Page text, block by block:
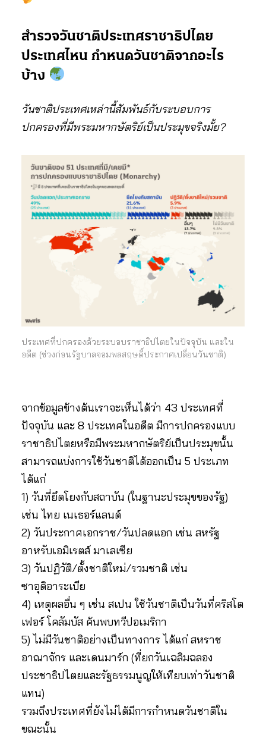
สำรวจวันชาติประเทศราชาธิปไตย
ประเทศไหน กำหนดวันชาติจากอะไร
บ้าง
วันชาติประเทศเหล่านี้สัมพันธ์กับระบอบการ
ปกครองที่มีพระมหากษัตริย์เป็นประมุขจริงมั้ย?
ประเทศที่ปกครองด้วยระบอบราชาธิปไตยในปัจจุบัน และใน
อดีต (ช่วงก่อนรัฐบาลจอมพลสฤษดิ์ประกาศเปลี่ยนวันชาติ)
จากข้อมูลข้างต้นเราจะเห็นได้ว่า 43 ประเทศที่
ปัจจุบัน และ 8 ประเทศในอดีต มีการปกครองแบบ
ราชาธิปไตยหรือมีพระมหากษัตริย์เป็นประมุขนั้น
สามารถแบ่งการใช้วันชาติได้ออกเป็น 5 ประเภท
ได้แก่
1) วันที่ยึดโยงกับสถาบัน (ในฐานะประมุขของรัฐ)
เช่น ไทย เนเธอร์แลนด์
2) วันประกาศเอกราช/วันปลดแอก เช่น สหรัฐ
อาหรับเอมิเรตส์ มาเลเซีย
3) วันปฏิวัติ/ตั้งชาติใหม่/รวมชาติ เช่น
ซาอุดิอาระเบีย
4) เหตุผลอื่น ๆ เช่น สเปน ใช้วันชาติเป็นวันที่คริสโต
เฟอร์ โคลัมบัส ค้นพบทวีปอเมริกา
5) ไม่มีวันชาติอย่างเป็นทางการ ได้แก่ สหราช
อาณาจักร และเดนมาร์ก (ที่ยกวันเฉลิมฉลอง
ประชาธิปไตยและรัฐธรรมนูญให้เทียบเท่าวันชาติ
แทน)
รวมถึงประเทศที่ยังไม่ได้มีการกำหนดวันชาติใน
ขณะนั้น